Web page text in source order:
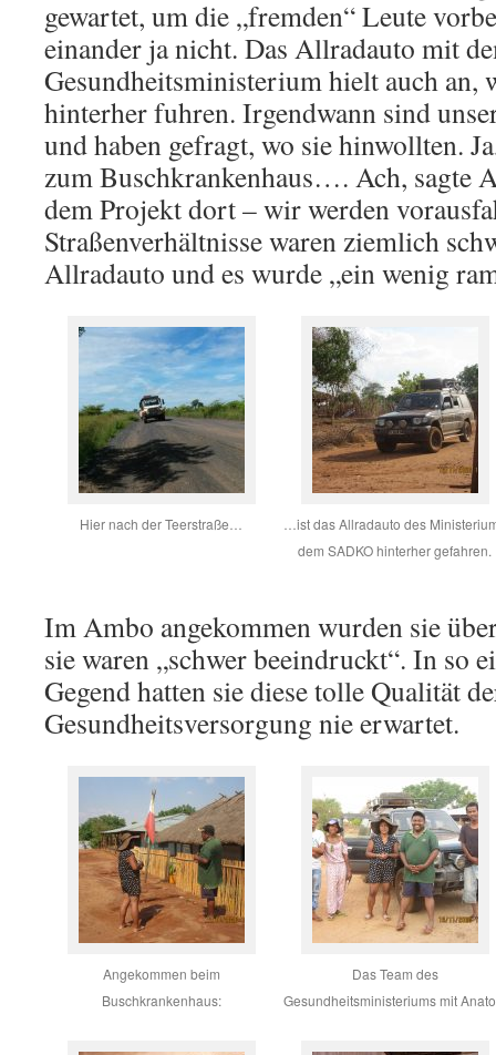
gewartet, um die „fremden“ Leute
einander ja nicht. Das Allradauto mit
Gesundheitsministerium hielt auch an,
hinterher fuhren. Irgendwann sind
und haben gefragt, wo sie hinwollten.
zum Buschkrankenhaus…. Ach, sagte
dem Projekt dort – wir werden
Straßenverhältnisse waren ziemlich
Allradauto und es wurde „ein wenig
Hier nach der Teerstraße…
…ist das Allradauto des
dem SADKO hinterher gefahren.
Im Ambo angekommen wurden sie
sie waren „schwer beeindruckt“. In so
Gegend hatten sie diese tolle Qualität
Gesundheitsversorgung nie erwartet.
Angekommen beim
Buschkrankenhaus:
Das Team des
Gesundheitsministeriums mit